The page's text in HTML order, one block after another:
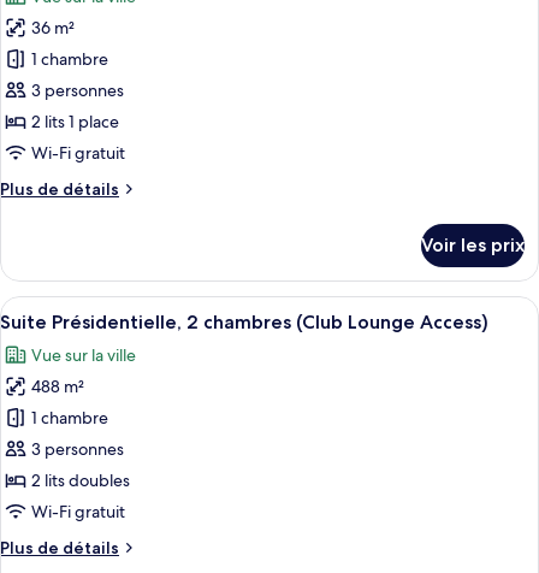
non-
fumeurs
(Sky
View)
Premier
»,
très
lit,
non-
(Sky
photos
pour
ce
type
de
chambre :
«
2
lits
une
place,
non-
fumeurs
(Sky
View)
36 m²
1 chambre
3 personnes
2 lits 1 place
Wi-Fi gratuit
Plus de détails
Plus
le
type
de
Chambre
«
Premier
»,
2
lits
une
place,
fumeurs
Voir les prix
Afficher
toutes
les
photos
pour
ce
type
de
chambre :
Suite
Une chambre d’hôtel moderne
11
Suite Présidentielle, 2 chambres (Club Lounge Access)
Vue sur la ville
488 m²
1 chambre
3 personnes
2 lits doubles
Wi-Fi gratuit
Plus de détails
Plus